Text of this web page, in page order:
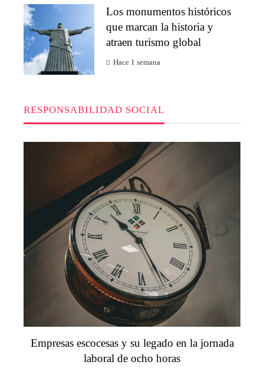
Los monumentos históricos
que marcan la historia y
atraen turismo global
Hace 1 semana
RESPONSABILIDAD SOCIAL
Empresas escocesas y su legado en la jornada
laboral de ocho horas